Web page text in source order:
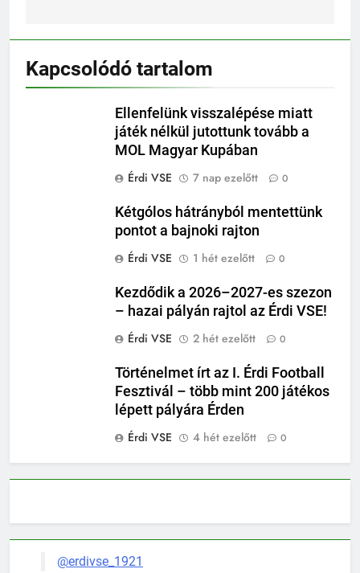
Kapcsolódó tartalom
Ellenfelünk visszalépése miatt
játék nélkül jutottunk tovább a
MOL Magyar Kupában
Érdi VSE
7 nap ezelőtt 0
Kétgólos hátrányból mentettünk
pontot a bajnoki rajton
Érdi VSE
1 hét ezelőtt 0
Kezdődik a 2026–2027-es szezon
– hazai pályán rajtol az Érdi VSE!
Érdi VSE
2 hét ezelőtt 0
Történelmet írt az I. Érdi Football
Fesztivál – több mint 200 játékos
lépett pályára Érden
Érdi VSE
4 hét ezelőtt 0
@erdivse_1921